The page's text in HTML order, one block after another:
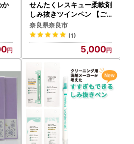
か
せんたくレスキュー柔軟剤
しみ抜きツインペン 【ご
家庭用】 洗剤 J-102
奈良県奈良市
(1)
5,000